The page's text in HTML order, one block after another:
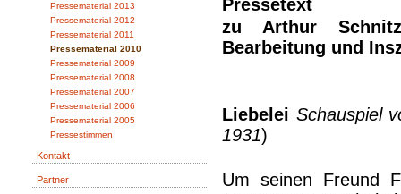
Pressematerial 2013
Pressematerial 2012
Pressematerial 2011
Pressematerial 2010
Pressematerial 2009
Pressematerial 2008
Pressematerial 2007
Pressematerial 2006
Pressematerial 2005
Pressestimmen
Kontakt
Partner
Pressetext
zu Arthur
Bearbeitung und
Liebelei Schauspiel
1931)
Um seinen Freund